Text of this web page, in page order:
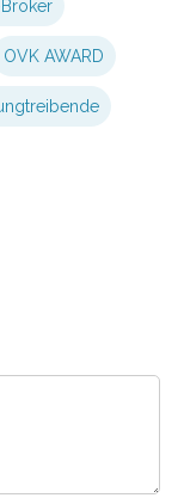
OVK AWARD